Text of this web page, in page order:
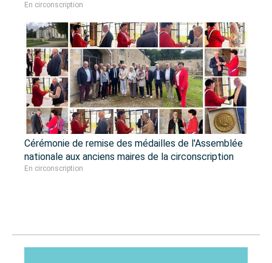
En circonscription
Cérémonie de remise des médailles de l'Assemblée
nationale aux anciens maires de la circonscription
En circonscription